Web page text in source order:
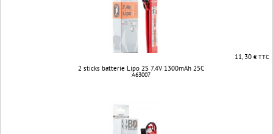
11, 30€ TTC
2 sticks batterie Lipo 2S 7.4V 1300mAh 25C
A63007